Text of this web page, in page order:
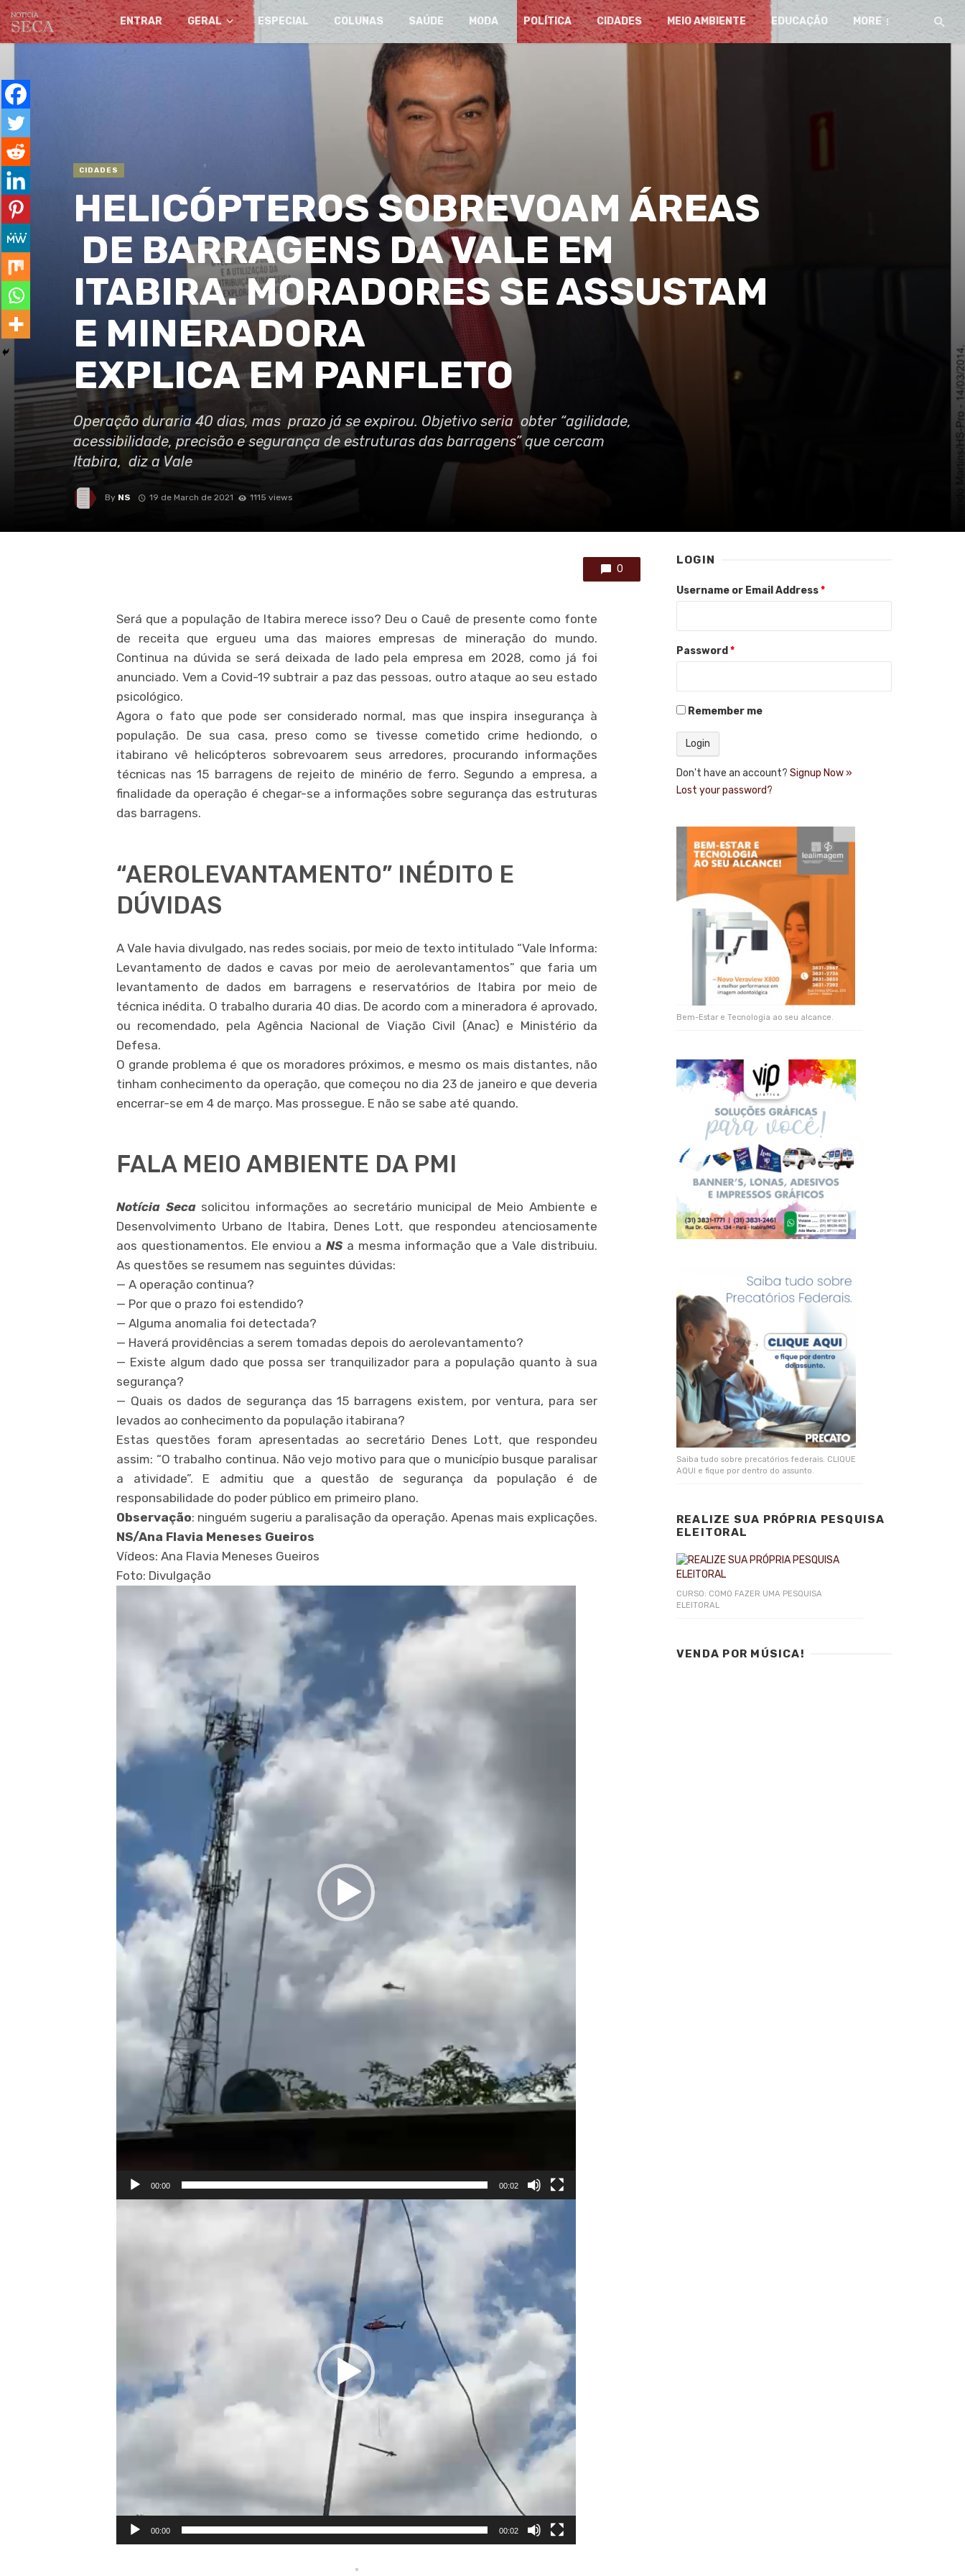
ENTRAR GERAL ESPECIAL COLUNAS SAÚDE MODA POLÍTICA CIDADES MEIO AMBIENTE EDUCAÇÃO MORE
CIDADES
HELICÓPTEROS SOBREVOAM ÁREAS
DE BARRAGENS DA VALE EM
ITABIRA. MORADORES SE ASSUSTAM
E MINERADORA
EXPLICA EM PANFLETO
Operação duraria 40 dias, mas prazo já se expirou. Objetivo seria obter “agilidade,
acessibilidade, precisão e segurança de estruturas das barragens” que cercam
Itabira, diz a Vale
By NS 19 de March de 2021 1115 views
0
Será que a população de Itabira merece isso? Deu o Cauê de presente como fonte
de receita que ergueu uma das maiores empresas de mineração do mundo.
Continua na dúvida se será deixada de lado pela empresa em 2028, como já foi
anunciado. Vem a Covid-19 subtrair a paz das pessoas, outro ataque ao seu estado
psicológico.
Agora o fato que pode ser considerado normal, mas que inspira insegurança à
população. De sua casa, preso como se tivesse cometido crime hediondo, o
itabirano vê helicópteros sobrevoarem seus arredores, procurando informações
técnicas nas 15 barragens de rejeito de minério de ferro. Segundo a empresa, a
finalidade da operação é chegar-se a informações sobre segurança das estruturas
das barragens.
“AEROLEVANTAMENTO” INÉDITO E
DÚVIDAS
A Vale havia divulgado, nas redes sociais, por meio de texto intitulado “Vale Informa:
Levantamento de dados e cavas por meio de aerolevantamentos” que faria um
levantamento de dados em barragens e reservatórios de Itabira por meio de
técnica inédita. O trabalho duraria 40 dias. De acordo com a mineradora é aprovado,
ou recomendado, pela Agência Nacional de Viação Civil (Anac) e Ministério da
Defesa.
O grande problema é que os moradores próximos, e mesmo os mais distantes, não
tinham conhecimento da operação, que começou no dia 23 de janeiro e que deveria
encerrar-se em 4 de março. Mas prossegue. E não se sabe até quando.
FALA MEIO AMBIENTE DA PMI
Notícia Secasolicitou informações ao secretário municipal de Meio Ambiente e
Desenvolvimento Urbano de Itabira, Denes Lott, que respondeu atenciosamente
aos questionamentos. Ele enviou aNS a mesma informação que a Vale distribuiu.
As questões se resumem nas seguintes dúvidas:
— A operação continua?
— Por que o prazo foi estendido?
— Alguma anomalia foi detectada?
— Haverá providências a serem tomadas depois do aerolevantamento?
— Existe algum dado que possa ser tranquilizador para a população quanto à sua
segurança?
— Quais os dados de segurança das 15 barragens existem, por ventura, para ser
levados ao conhecimento da população itabirana?
Estas questões foram apresentadas ao secretário Denes Lott, que respondeu
assim: “O trabalho continua. Não vejo motivo para que o município busque paralisar
a atividade”. E admitiu que a questão de segurança da população é de
responsabilidade do poder público em primeiro plano.
Observação: ninguém sugeriu a paralisação da operação. Apenas mais explicações.
NS/Ana Flavia Meneses Gueiros
Vídeos: Ana Flavia Meneses Gueiros
Foto: Divulgação
00:00 00:02
Video
00:00 00:02
LOGIN
Username or Email Address*
Password *
Remember me
Don't have an account? Signup Now »
Lost your password?
Bem-Estar e Tecnologia ao seu alcance.
Saiba tudo sobre precatórios federais. CLIQUE
AQUI e fique por dentro do assunto.
REALIZE SUA PRÓPRIA PESQUISA
ELEITORAL
CURSO: COMO FAZER UMA PESQUISA
ELEITORAL
VENDA POR MÚSICA!